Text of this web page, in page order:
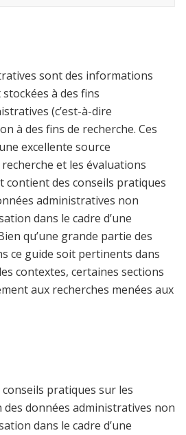
sont des informations
à des fins
(c’est-à-dire
à des fins de recherche. Ces
excellente source
et les évaluations
contient des conseils pratiques
administratives non
dans le cadre d’une
qu’une grande partie des
ce guide soit pertinents dans
contextes, certaines sections
aux recherches menées aux
pratiques sur les
des données administratives non
dans le cadre d’une